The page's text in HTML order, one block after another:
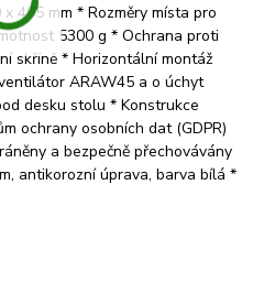
405 mm * Rozměry místa pro
5300 g * Ochrana proti
skříně * Horizontální montáž
ARAW45 a o úchyt
desku stolu * Konstrukce
ochrany osobních dat (GDPR)
a bezpečně přechovávány
antikorozní úprava, barva bílá *